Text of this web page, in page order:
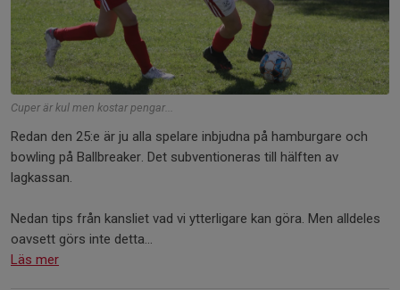
Cuper är kul men kostar pengar...
Redan den 25:e är ju alla spelare inbjudna på hamburgare och
bowling på Ballbreaker. Det subventioneras till hälften av
lagkassan.
Nedan tips från kansliet vad vi ytterligare kan göra. Men alldeles
oavsett görs inte detta...
Läs mer